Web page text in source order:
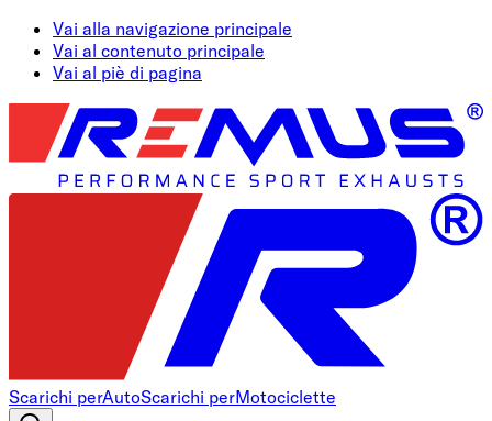
Vai alla navigazione principale
Vai al contenuto principale
Vai al piè di pagina
Scarichi perAutoScarichi perMotociclette